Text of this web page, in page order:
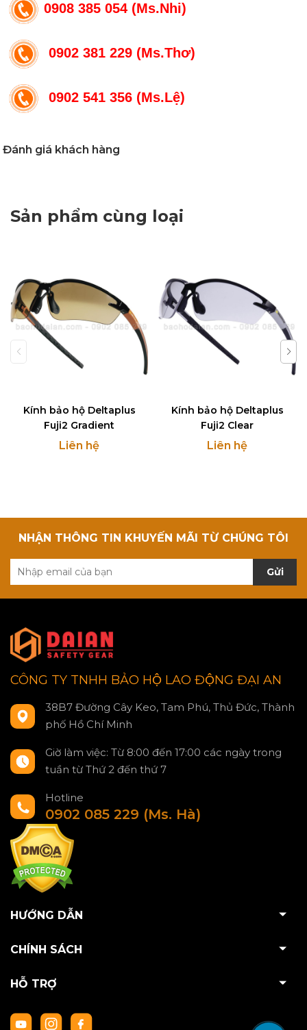
0908 385 054 (Ms.Nhi)
0902 381 229 (Ms.Thơ)
0902 541 356 (Ms.Lệ)
Đánh giá khách hàng
Sản phẩm cùng loại
Kính bảo hộ Deltaplus
Fuji2 Gradient
Liên hệ
Kính bảo hộ Deltaplus
Fuji2 Clear
Liên hệ
NHẬN THÔNG TIN KHUYẾN MÃI TỪ CHÚNG TÔI
Gửi
CÔNG TY TNHH BẢO HỘ LAO ĐỘNG ĐẠI AN
38B7 Đường Cây Keo, Tam Phú, Thủ Đức, Thành
phố Hồ Chí Minh
Giờ làm việc: Từ 8:00 đến 17:00 các ngày trong
tuần từ Thứ 2 đến thứ 7
Hotline
0902 085 229 (Ms. Hà)
HƯỚNG DẪN
CHÍNH SÁCH
HỖ TRỢ